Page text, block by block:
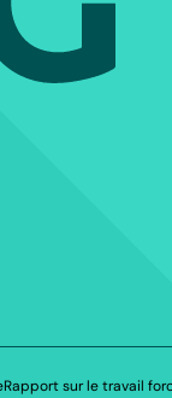
Rapport sur le travail